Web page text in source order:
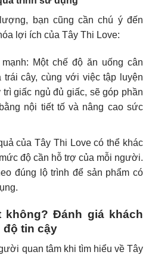
bạn cũng cần chú ý đến
lợi ích của Tây Thi Love:
Một chế độ ăn uống cân
trái cây, cùng với việc tập luyện
giấc ngủ đủ giấc, sẽ góp phần
nội tiết tố và nâng cao sức
của Tây Thi Love có thể khác
độ cần hỗ trợ của mỗi người.
đúng lộ trình để sản phẩm có
không? Đánh giá khách
độ tin cậy
quan tâm khi tìm hiểu về Tây